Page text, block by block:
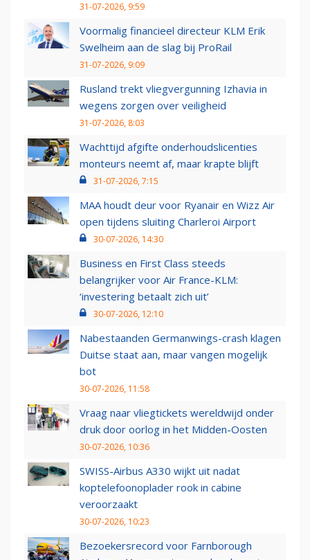
31-07-2026, 9:59
Voormalig financieel directeur KLM Erik
Swelheim aan de slag bij ProRail
31-07-2026, 9:09
Rusland trekt vliegvergunning Izhavia in
wegens zorgen over veiligheid
31-07-2026, 8:03
Wachttijd afgifte onderhoudslicenties
monteurs neemt af, maar krapte blijft
31-07-2026, 7:15
MAA houdt deur voor Ryanair en Wizz Air
open tijdens sluiting Charleroi Airport
30-07-2026, 14:30
Business en First Class steeds
belangrijker voor Air France-KLM:
‘investering betaalt zich uit’
30-07-2026, 12:10
Nabestaanden Germanwings-crash klagen
Duitse staat aan, maar vangen mogelijk
bot
30-07-2026, 11:58
Vraag naar vliegtickets wereldwijd onder
druk door oorlog in het Midden-Oosten
30-07-2026, 10:36
SWISS-Airbus A330 wijkt uit nadat
koptelefoonoplader rook in cabine
veroorzaakt
30-07-2026, 10:23
Bezoekersrecord voor Farnborough